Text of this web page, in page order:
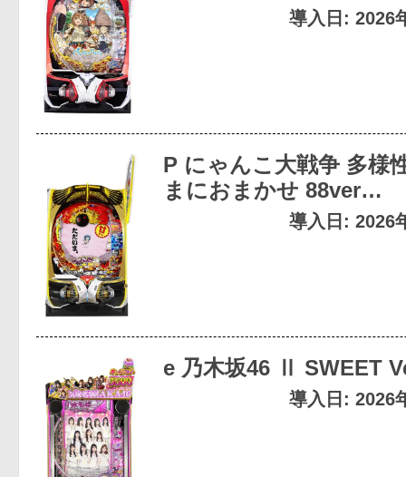
導入日: 2026
P にゃんこ大戦争 多様
まにおまかせ 88ver…
導入日: 2026
e 乃木坂46 Ⅱ SWEET
導入日: 2026